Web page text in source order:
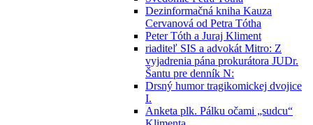
Dezinformačná kniha Kauza
Cervanová od Petra Tótha
Peter Tóth a Juraj Kliment
riaditeľ SIS a advokát Mitro: Z
vyjadrenia pána prokurátora JUDr.
Šantu pre denník N:
Drsný humor tragikomickej dvojice
I.
Anketa plk. Pálku očami „sudcu“